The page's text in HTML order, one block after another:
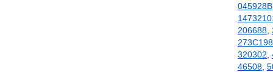
045928B
206688
320302
46508